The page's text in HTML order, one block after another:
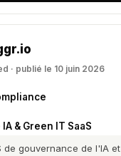
· publié le 10 juin 2026
& Green IT SaaS
de gouvernance de l'IA et